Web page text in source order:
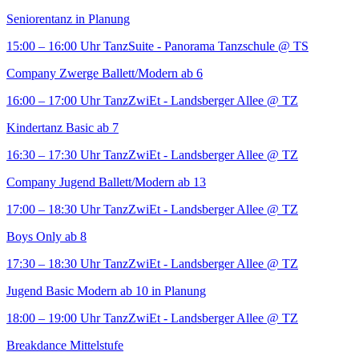
Seniorentanz in Planung
15:00 – 16:00 Uhr TanzSuite - Panorama Tanzschule @ TS
Company Zwerge Ballett/Modern ab 6
16:00 – 17:00 Uhr TanzZwiEt - Landsberger Allee @ TZ
Kindertanz Basic ab 7
16:30 – 17:30 Uhr TanzZwiEt - Landsberger Allee @ TZ
Company Jugend Ballett/Modern ab 13
17:00 – 18:30 Uhr TanzZwiEt - Landsberger Allee @ TZ
Boys Only ab 8
17:30 – 18:30 Uhr TanzZwiEt - Landsberger Allee @ TZ
Jugend Basic Modern ab 10 in Planung
18:00 – 19:00 Uhr TanzZwiEt - Landsberger Allee @ TZ
Breakdance Mittelstufe